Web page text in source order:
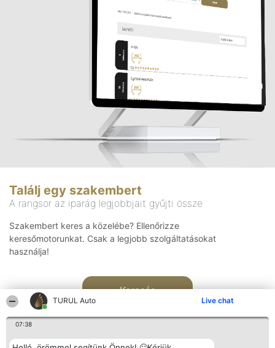
TURUL Auto Live chat
07:38
Találj egy szakembert
A rangsor az iparág legjobbjait gyűjti össze
Szakembert keres a közelébe? Ellenőrizze
keresőmotorunkat. Csak a legjobb szolgáltatásokat
használja!
Keresés